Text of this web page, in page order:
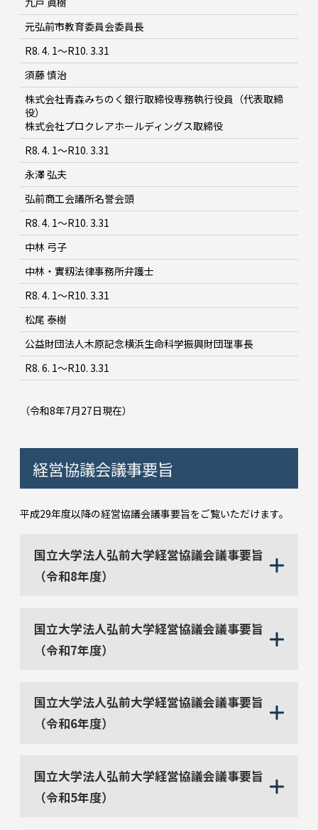
元弘前市教育委員会委員長
R8. 4. 1～R10. 3.31
須藤 慎治
株式会社青森みちのく銀行取締役専務執行役員（代表取締
役）
株式会社プロクレアホールディングス取締役
R8. 4. 1～R10. 3.31
永澤 弘夫
弘前商工会議所名誉会頭
R8. 4. 1～R10. 3.31
中林 弓子
中林・實籾法律事務所弁護士
R8. 4. 1～R10. 3.31
松尾 泰樹
公益財団法人木原記念横浜生命科学振興財団理事長
R8. 6. 1～R10. 3.31
（令和8年7月27日現在）
経営協議会議事要旨
平成29年度以降の経営協議会議事要旨をご覧いただけます。
国立大学法人弘前大学経営協議会議事要旨
（令和8年度）
国立大学法人弘前大学経営協議会議事要旨
（令和7年度）
国立大学法人弘前大学経営協議会議事要旨
（令和6年度）
国立大学法人弘前大学経営協議会議事要旨
（令和5年度）